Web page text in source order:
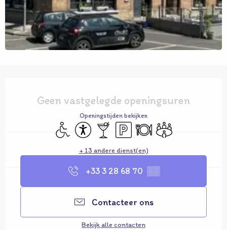
Geen vastgelegde openingsuren
Openingstijden bekijken
Toegang voor gehandicapten
Toegankelijkheid
Bar / Versnaperingsbar
Parkeerplaats
RestaurantVergaderzaal
+ 13 andere dienst(en)
+33 3 28 68 70 ▒▒
Contacteer ons
Bekijk alle contacten